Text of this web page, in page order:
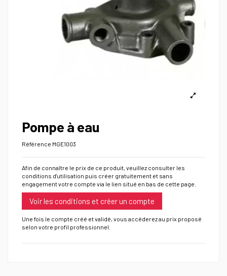
Pompe à eau
Référence MGE1003
Afin de connaître le prix de ce produit, veuillez consulter les
conditions d'utilisation puis créer gratuitement et sans
engagement votre compte via le lien situé en bas de cette page.
Voir les conditions et créer un compte
Une fois le compte créé et validé, vous accéderez au prix proposé
selon votre profil professionnel.